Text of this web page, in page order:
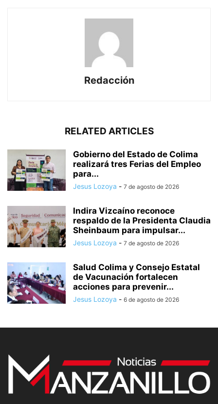
Redacción
RELATED ARTICLES
Gobierno del Estado de Colima
realizará tres Ferias del Empleo
para...
Jesus Lozoya - 7 de agosto de 2026
Indira Vizcaíno reconoce
respaldo de la Presidenta Claudia
Sheinbaum para impulsar...
Jesus Lozoya - 7 de agosto de 2026
Salud Colima y Consejo Estatal
de Vacunación fortalecen
acciones para prevenir...
Jesus Lozoya - 6 de agosto de 2026